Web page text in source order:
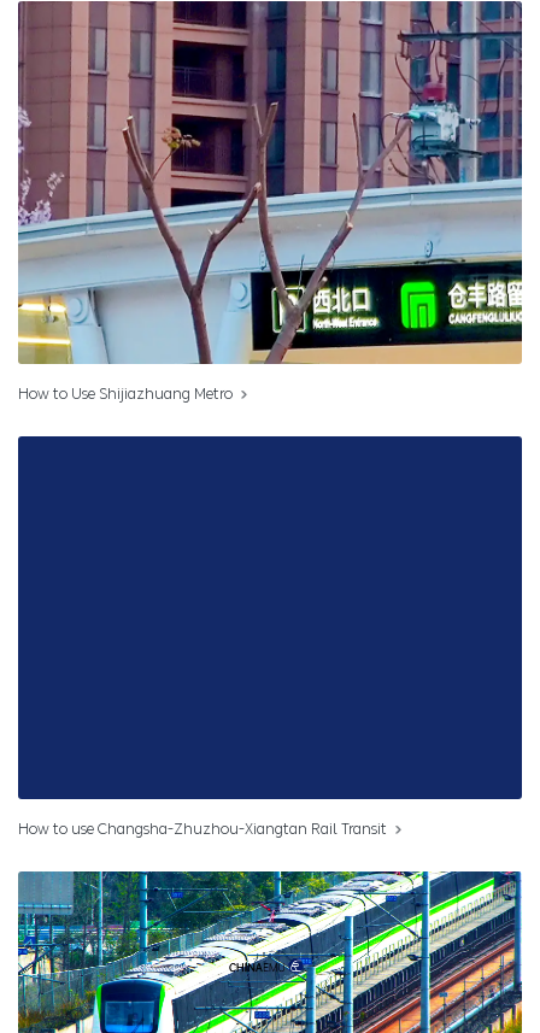
How to Use Shijiazhuang Metro
How to use Changsha-Zhuzhou-Xiangtan Rail Transit